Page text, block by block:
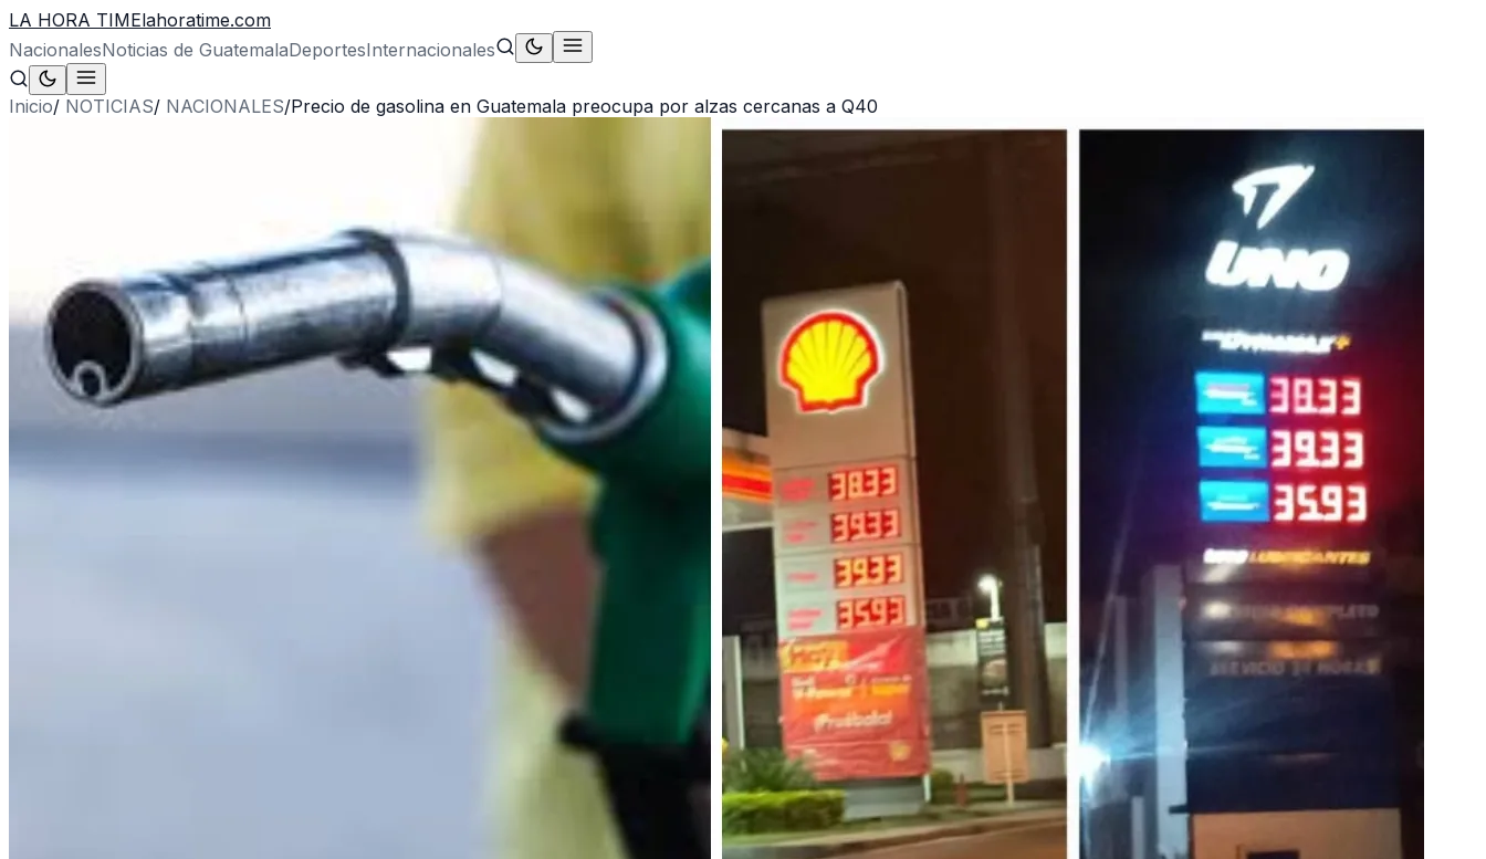
LA HORA TIMElahoratime.com
NacionalesNoticias de GuatemalaDeportesInternacionales
Inicio/ NOTICIAS/ NACIONALES/Precio de gasolina en Guatemala preocupa por alzas cercanas a Q40